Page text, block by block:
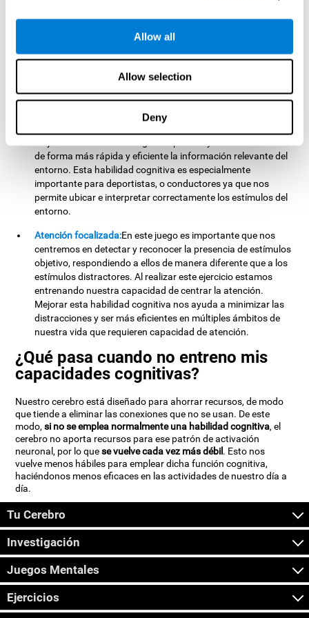
Allow all
Allow selection
Deny
áreas cerebrales implicadas en la percepción visual. Mejorar
esta habilidad cognitiva puede ayudarnos a interpretar la
ejemplo, identificar letras u objetos de manera más eficiente.
mental, tendremos que buscar y localizar dónde están los
objetivos y dónde los distractores. Al realizar este ejercicio,
de forma más rápida y eficiente la información relevante del
entorno. Esta habilidad cognitiva es especialmente
importante para deportistas, o conductores ya que nos
permite ubicar e interpretar correctamente los estímulos del
entorno.
Atención focalizada:En este juego es importante que nos
centremos en detectar y reconocer la presencia de estímulos
objetivo, respondiendo a ellos de manera diferente que a los
estímulos distractores. Al realizar este ejercicio estamos
entrenando nuestra capacidad de centrar la atención.
Mejorar esta habilidad cognitiva nos ayuda a minimizar las
distracciones y ser más eficientes en múltiples ámbitos de
nuestra vida que requieren capacidad de atención.
¿Qué pasa cuando no entreno mis
capacidades cognitivas?
Nuestro cerebro está diseñado para ahorrar recursos, de modo
que tiende a eliminar las conexiones que no se usan. De este
modo,si no se emplea normalmente una habilidad cognitiva, el
cerebro no aporta recursos para ese patrón de activación
neuronal, por lo quese vuelve cada vez más débil . Esto nos
vuelve menos hábiles para emplear dicha función cognitiva,
haciéndonos menos eficaces en las actividades de nuestro día a
día.
Tu Cerebro
Investigación
Juegos Mentales
Ejercicios